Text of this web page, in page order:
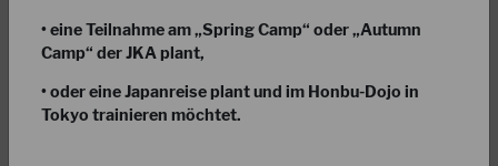
• eine Teilnahme am „Spring Camp“ oder „Autumn
Camp“ der JKA plant,
• oder eine Japanreise plant und im Honbu-Dojo in
Tokyo trainieren möchtet.